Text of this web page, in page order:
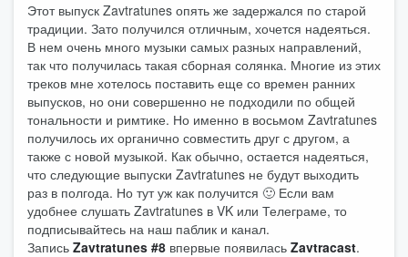
Этот выпуск Zavtratunes опять же задержался по старой
традиции. Зато получился отличным, хочется надеяться.
В нем очень много музыки самых разных направлений,
так что получилась такая сборная солянка. Многие из этих
треков мне хотелось поставить еще со времен ранних
выпусков, но они совершенно не подходили по общей
тональности и римтике. Но именно в восьмом Zavtratunes
получилось их органично совместить друг с другом, а
также с новой музыкой. Как обычно, остается надеяться,
что следующие выпуски Zavtratunes не будут выходить
раз в полгода. Но тут уж как получится 🙂 Если вам
удобнее слушать Zavtratunes в VK или Телеграме, то
подписывайтесь на наш паблик и канал.
Запись Zavtratunes #8 впервые появилась Zavtracast.